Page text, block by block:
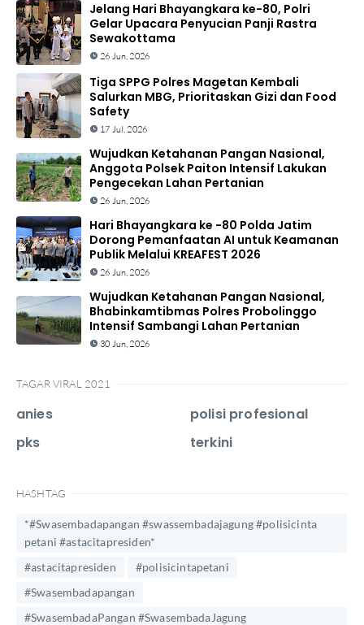
Jelang Hari Bhayangkara ke-80, Polri
Gelar Upacara Penyucian Panji Rastra
Sewakottama
26 Jun, 2026
Tiga SPPG Polres Magetan Kembali
Salurkan MBG, Prioritaskan Gizi dan Food
Safety
17 Jul, 2026
Wujudkan Ketahanan Pangan Nasional,
Anggota Polsek Paiton Intensif Lakukan
Pengecekan Lahan Pertanian
26 Jun, 2026
Hari Bhayangkara ke -80 Polda Jatim
Dorong Pemanfaatan AI untuk Keamanan
Publik Melalui KREAFEST 2026
26 Jun, 2026
Wujudkan Ketahanan Pangan Nasional,
Bhabinkamtibmas Polres Probolinggo
Intensif Sambangi Lahan Pertanian
30 Jun, 2026
TAGAR VIRAL 2021
anies
pks
polisi profesional
terkini
HASHTAG
*#Swasembadapangan #swassembadajagung #polisicinta
petani #astacitapresiden*
#astacitapresiden
#polisicintapetani
#Swasembadapangan
#SwasembadaPangan #SwasembadaJagung